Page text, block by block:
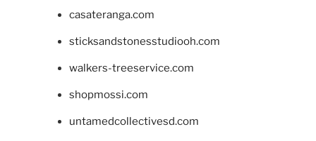
casateranga.com
sticksandstonesstudiooh.com
walkers-treeservice.com
shopmossi.com
untamedcollectivesd.com